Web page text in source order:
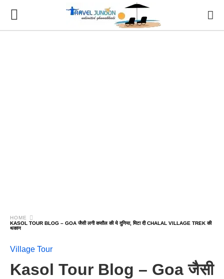
HOME
KASOL TOUR BLOG – GOA जैसी लगी कसौल की ये दुनिया, मिटा दी CHALAL VILLAGE TREK की
थकान
Village Tour
Kasol Tour Blog – Goa जैसी